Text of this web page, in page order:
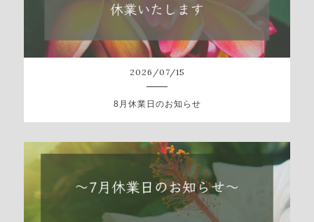
2026 /07/15
8月休業日のお知らせ